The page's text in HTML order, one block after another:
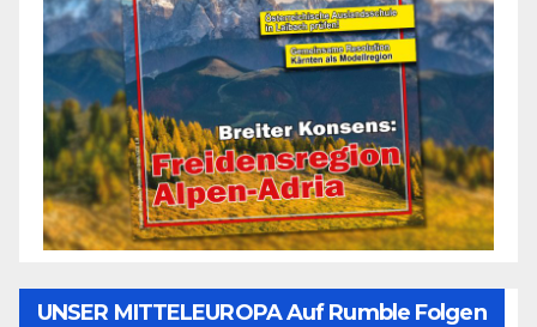
UNSER MITTELEUROPA Auf Rumble Folgen